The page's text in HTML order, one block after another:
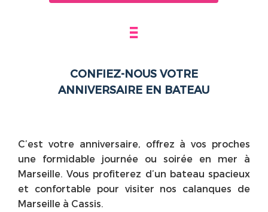
CONFIEZ-NOUS VOTRE
ANNIVERSAIRE EN BATEAU
C’est votre anniversaire, offrez à vos proches
une formidable journée ou soirée en mer à
Marseille. Vous profiterez d’un bateau spacieux
et confortable pour visiter nos calanques de
Marseille à Cassis.